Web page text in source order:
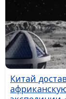
Китай